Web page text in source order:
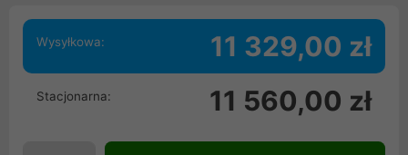
Wysyłkowa: 11 329,00 zł
Stacjonarna: 11 560,00 zł